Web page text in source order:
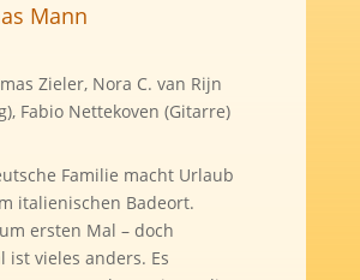
Mann
Zieler, Nora C. van Rijn
Fabio Nettekoven (Gitarre)
Familie macht Urlaub
italienischen Badeort.
ersten Mal – doch
ist vieles anders. Es